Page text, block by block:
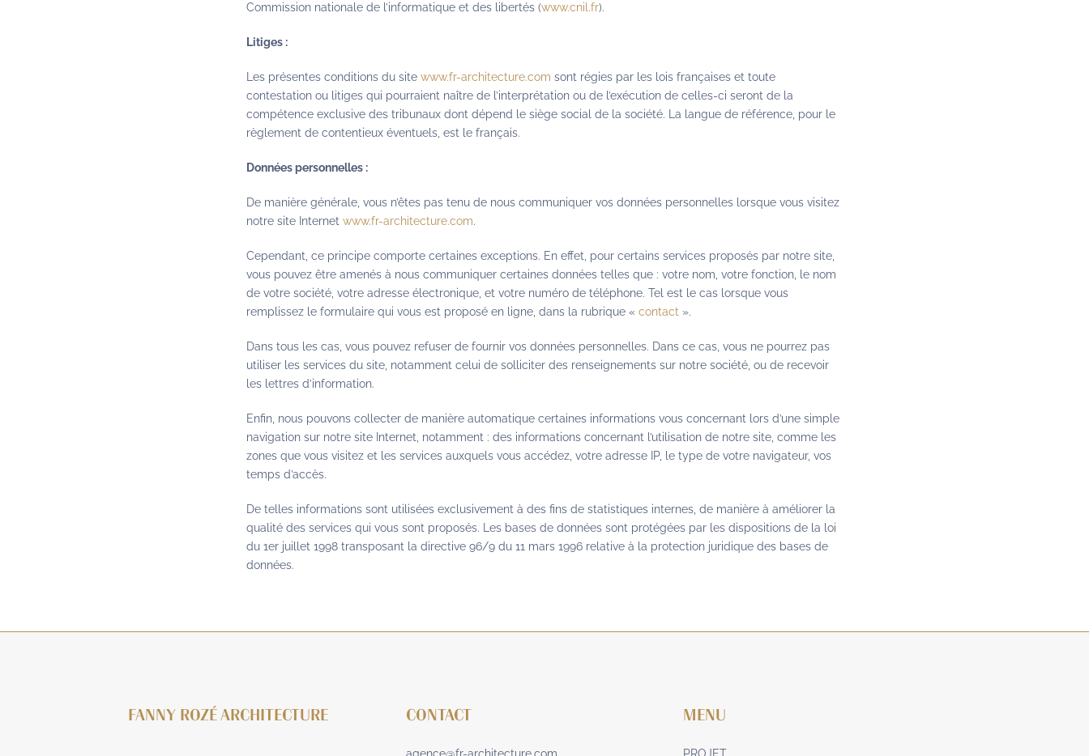
Commission nationale de l’informatique et des libertés (www.cnil.fr).
Litiges :
Les présentes conditions du site www.fr-architecture.com sont régies par les lois françaises et toute
contestation ou litiges qui pourraient naître de l’interprétation ou de l’exécution de celles-ci seront de la
compétence exclusive des tribunaux dont dépend le siège social de la société. La langue de référence, pour le
règlement de contentieux éventuels, est le français.
Données personnelles :
De manière générale, vous n’êtes pas tenu de nous communiquer vos données personnelles lorsque vous visitez
notre site Internet www.fr-architecture.com.
Cependant, ce principe comporte certaines exceptions. En effet, pour certains services proposés par notre site,
vous pouvez être amenés à nous communiquer certaines données telles que : votre nom, votre fonction, le nom
de votre société, votre adresse électronique, et votre numéro de téléphone. Tel est le cas lorsque vous
remplissez le formulaire qui vous est proposé en ligne, dans la rubrique « contact ».
Dans tous les cas, vous pouvez refuser de fournir vos données personnelles. Dans ce cas, vous ne pourrez pas
utiliser les services du site, notamment celui de solliciter des renseignements sur notre société, ou de recevoir
les lettres d’information.
Enfin, nous pouvons collecter de manière automatique certaines informations vous concernant lors d’une simple
navigation sur notre site Internet, notamment : des informations concernant l’utilisation de notre site, comme les
zones que vous visitez et les services auxquels vous accédez, votre adresse IP, le type de votre navigateur, vos
temps d’accès.
De telles informations sont utilisées exclusivement à des fins de statistiques internes, de manière à améliorer la
qualité des services qui vous sont proposés. Les bases de données sont protégées par les dispositions de la loi
du 1er juillet 1998 transposant la directive 96/9 du 11 mars 1996 relative à la protection juridique des bases de
données.
FANNY ROZÉ ARCHITECTURE CONTACT MENU